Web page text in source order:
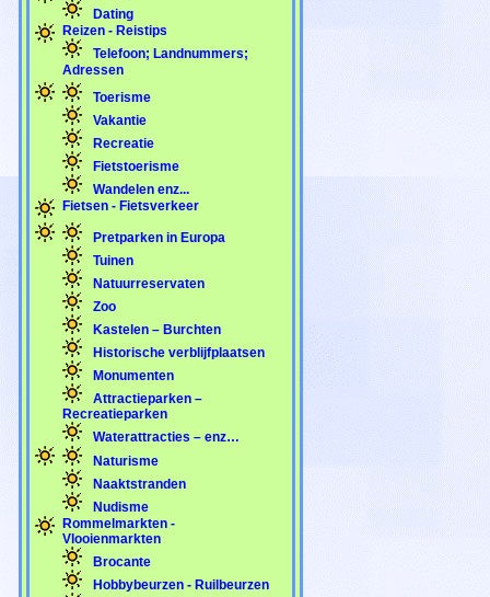
Dating
Reizen - Reistips
Telefoon; Landnummers;
Adressen
Toerisme
Vakantie
Recreatie
Fietstoerisme
Wandelen enz...
Fietsen - Fietsverkeer
Pretparken in Europa
Tuinen
Natuurreservaten
Zoo
Kastelen – Burchten
Historische verblijfplaatsen
Monumenten
Attractieparken –
Recreatieparken
Waterattracties – enz…
Naturisme
Naaktstranden
Nudisme
Rommelmarkten -
Vlooienmarkten
Brocante
Hobbybeurzen - Ruilbeurzen